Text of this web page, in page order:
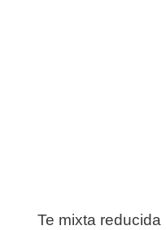
Te mixta reducida